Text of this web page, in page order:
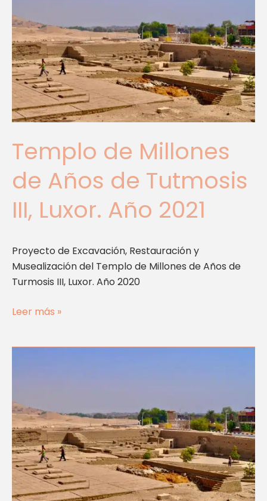
Templo de Millones
de Años de Tutmosis
III, Luxor. Año 2021
Proyecto de Excavación, Restauración y
Musealización del Templo de Millones de Años de
Turmosis III, Luxor. Año 2020
de
Años
de
Tutmosis
III,
Luxor.
Año
2021
Leer más »
de
Años
de
Tutmosis
III,
Luxor.
Año